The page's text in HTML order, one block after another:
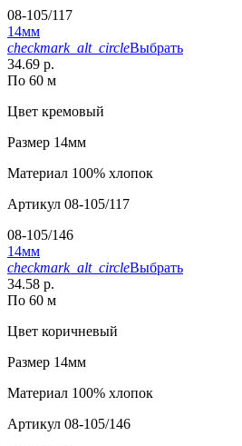
08-105/117
14мм
checkmark_alt_circleВыбрать
34.69 р.
По 60 м
Цвет кремовый
Размер 14мм
Материал 100% хлопок
Артикул 08-105/117
08-105/146
14мм
checkmark_alt_circleВыбрать
34.58 р.
По 60 м
Цвет коричневый
Размер 14мм
Материал 100% хлопок
Артикул 08-105/146